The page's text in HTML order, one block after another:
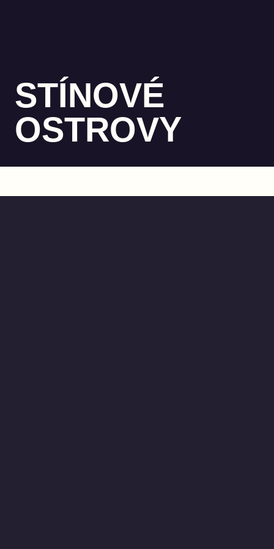
STÍNOVÉ
OSTROVY